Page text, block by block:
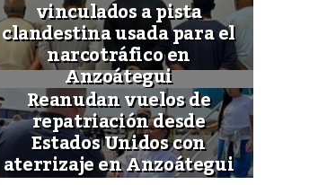
vinculados a pista
clandestina usada para el
narcotráfico en
Anzoátegui
Reanudan vuelos de
repatriación desde
Estados Unidos con
aterrizaje en Anzoátegui